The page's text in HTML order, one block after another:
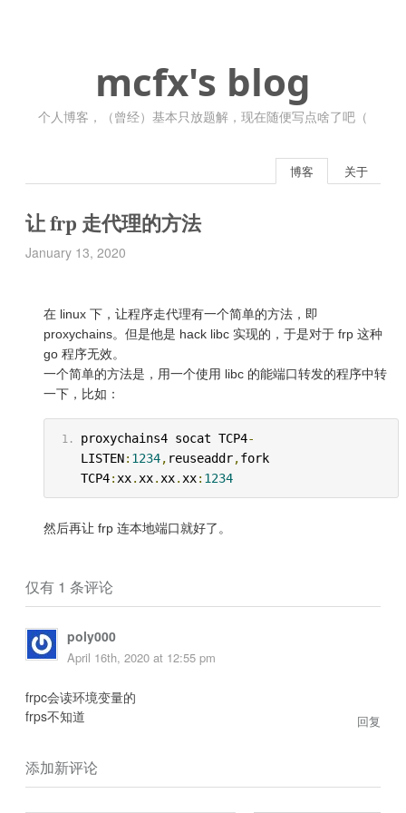
mcfx's blog
个人博客，（曾经）基本只放题解，现在随便写点啥了吧（
博客 关于
让 frp 走代理的方法
January 13, 2020
在 linux 下，让程序走代理有一个简单的方法，即
proxychains。但是他是 hack libc 实现的，于是对于 frp 这种
go 程序无效。
一个简单的方法是，用一个使用 libc 的能端口转发的程序中转
一下，比如：
proxychains4 socat TCP4-
LISTEN: 1234, reuseaddr,fork
TCP4: xx. xx. xx. xx: 1234
然后再让 frp 连本地端口就好了。
仅有 1 条评论
poly000
April 16th, 2020 at 12:55 pm
frpc会读环境变量的
frps不知道
回复
添加新评论